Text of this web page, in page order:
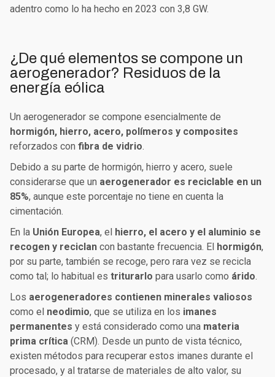
adentro como lo ha hecho en 2023 con 3,8 GW.
¿De qué elementos se compone un
aerogenerador? Residuos de la
energía eólica
Un aerogenerador se compone esencialmente de
hormigón, hierro, acero, polímeros y composites
reforzados con fibra de vidrio.
Debido a su parte de hormigón, hierro y acero, suele
considerarse que un aerogenerador es reciclable en un
85%, aunque este porcentaje no tiene en cuenta la
cimentación.
En la Unión Europea, el hierro, el acero y el aluminio se
recogen y reciclan con bastante frecuencia. El hormigón,
por su parte, también se recoge, pero rara vez se recicla
como tal; lo habitual es triturarlo para usarlo como árido.
Los aerogeneradores contienen minerales valiosos
como el neodimio, que se utiliza en los imanes
permanentes y está considerado como una materia
prima crítica (CRM). Desde un punto de vista técnico,
existen métodos para recuperar estos imanes durante el
procesado, y al tratarse de materiales de alto valor, su